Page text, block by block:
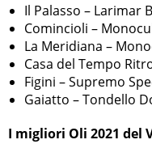
Il Palasso – Larimar
Comincioli –
La Meridiana –
Casa del Tempo
Figini – Supremo
Gaiatto – Tondello
I migliori Oli 2021 del